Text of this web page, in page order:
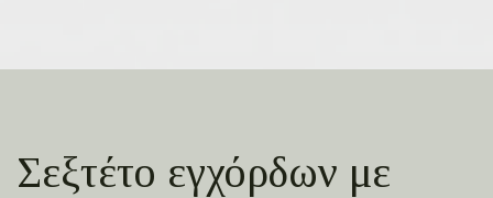
Σεξτέτο εγχόρδων με